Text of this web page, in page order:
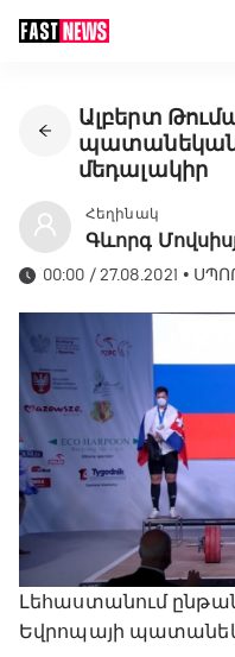
Ալբերտ
պատանեկան
մեդալակիր
Հեղինակ
Գևորգ
00:00 / 27.08.2021 •
Լեհաստանում
Եվրոպայի